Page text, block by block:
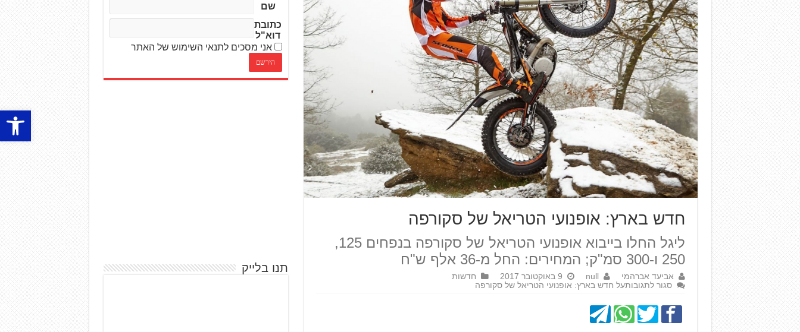
פתח
חדש בארץ: אופנועי הטריאל של סקורפה
ליגל החלו בייבוא אופנועי הטריאל של סקורפה בנפחים 125,
250 ו-300 סמ"ק; המחירים: החל מ-36 אלף ש"ח
אביעד אברהמי null 9 באוקטובר 2017
חדשות
סגור לתגובותעל חדש בארץ: אופנועי הטריאל של סקורפה
שם
כתובת
דוא"ל
אני מסכים לתנאי השימוש של האתר
תנו בלייק